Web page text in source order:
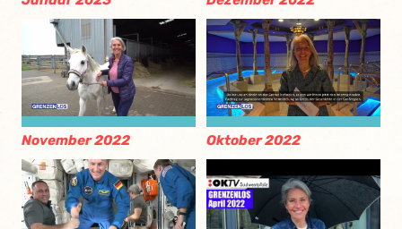
November 2022 Oktober 2022